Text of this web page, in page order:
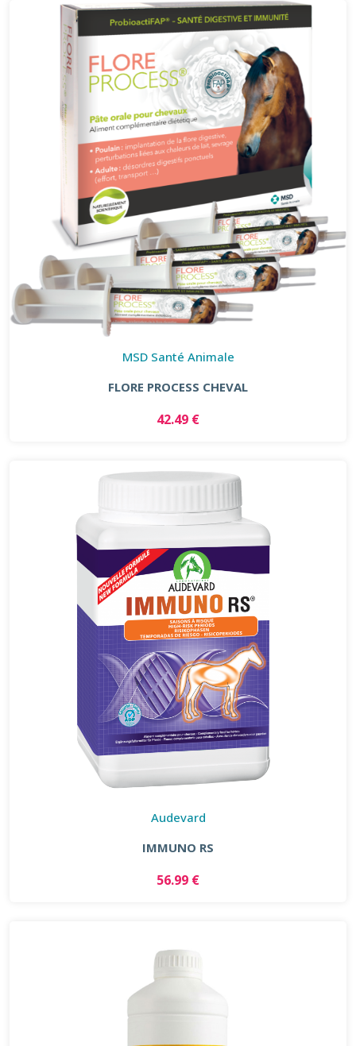
MSD Santé Animale
FLORE PROCESS CHEVAL
42.49 €
Audevard
IMMUNO RS
56.99 €